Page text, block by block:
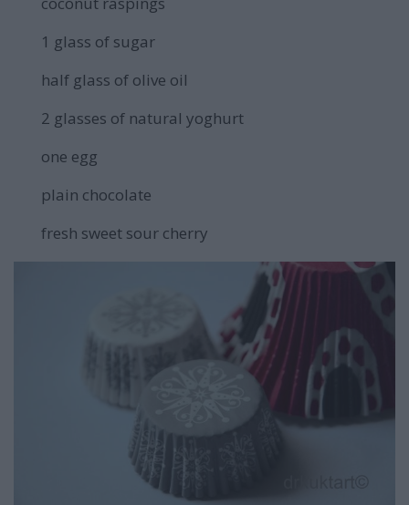
1 glass of sugar
half glass of olive oil
2 glasses of natural yoghurt
one egg
plain chocolate
fresh sweet sour cherry